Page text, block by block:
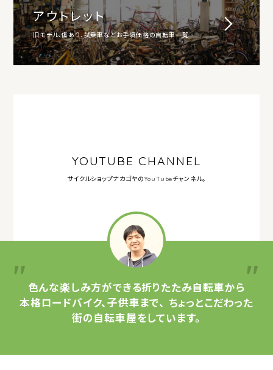
アウトレット
旧モデル、傷あり、試乗車などお手頃価格の自転車一覧
YOUTUBE CHANNEL
サイクルショップナカゴヤのYouTubeチャンネル。
色んな楽しみ方ができる折りたたみ自転車から
本格ロードバイク、子供車まで、 ちょっとこだわった
街の自転車屋をしています。